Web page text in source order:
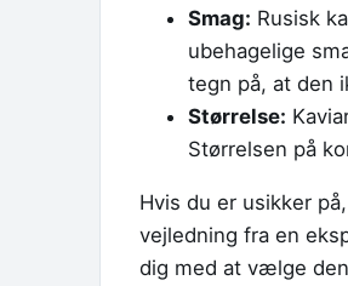
Smag: Rusisk
ubehagelige
tegn på, at den
Størrelse:
Størrelsen på
Hvis du er usikker
vejledning fra en
dig med at vælge